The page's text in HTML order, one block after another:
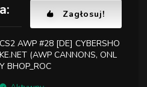
Zagłosuj!
CS2 AWP #28 [DE] CYBERSHO
KE.NET (AWP CANNONS, ONL
Y BHOP_ROC